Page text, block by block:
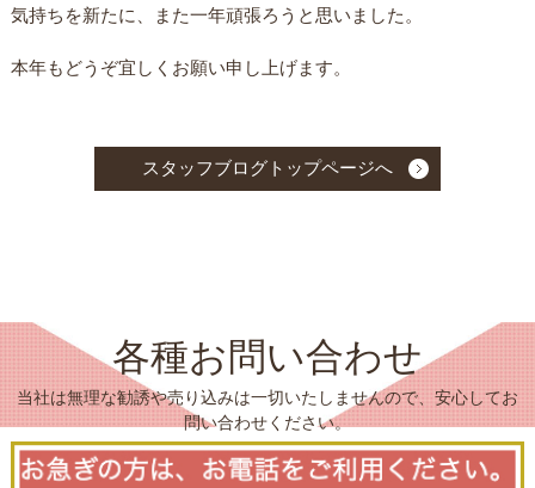
気持ちを新たに、また一年頑張ろうと思いました。
本年もどうぞ宜しくお願い申し上げます。
スタッフブログトップページへ
各種お問い合わせ
当社は無理な勧誘や売り込みは一切いたしませんので、安心してお
問い合わせください。